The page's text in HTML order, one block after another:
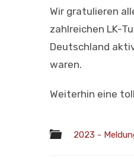
Wir gratulieren
zahlreichen LK-
Deutschland
waren.
Weiterhin eine
2023 -